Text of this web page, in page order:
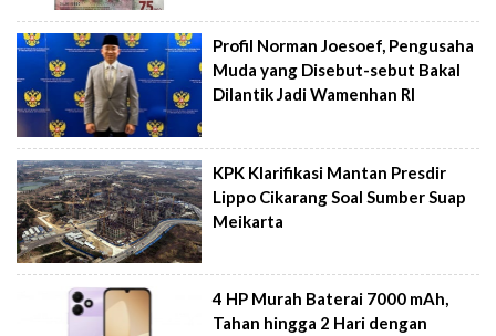
Profil Norman Joesoef, Pengusaha
Muda yang Disebut-sebut Bakal
Dilantik Jadi Wamenhan RI
KPK Klarifikasi Mantan Presdir
Lippo Cikarang Soal Sumber Suap
Meikarta
4 HP Murah Baterai 7000 mAh,
Tahan hingga 2 Hari dengan